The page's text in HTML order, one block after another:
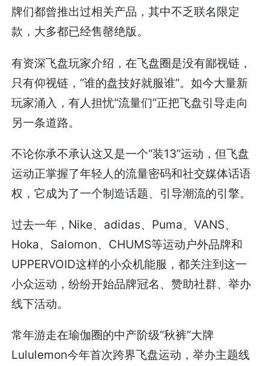
牌们都曾推出过相关产品，其中不乏联名限定
款，大多都已经售罄绝版。
有资深飞盘玩家介绍，在飞盘圈是没有鄙视链，
只有仰视链，“谁的盘技好就服谁”。如今大量新
玩家涌入，有人担忧“流量们”正把飞盘引导走向
另一条道路。
不论你承不承认这又是一个“装13”运动，但飞盘
运动正掌握了年轻人的流量密码和社交媒体话语
权，它成为了一个制造话题、引导潮流的引擎。
过去一年，Nike、adidas、Puma、VANS、
Hoka、Salomon、CHUMS等运动户外品牌和
UPPERVOID这样的小众机能服，都关注到这一
小众运动，纷纷开始品牌冠名、赞助社群、举办
线下活动。
常年游走在瑜伽圈的中产阶级“秋裤”大牌
Lululemon今年首次跨界飞盘运动，举办主题线